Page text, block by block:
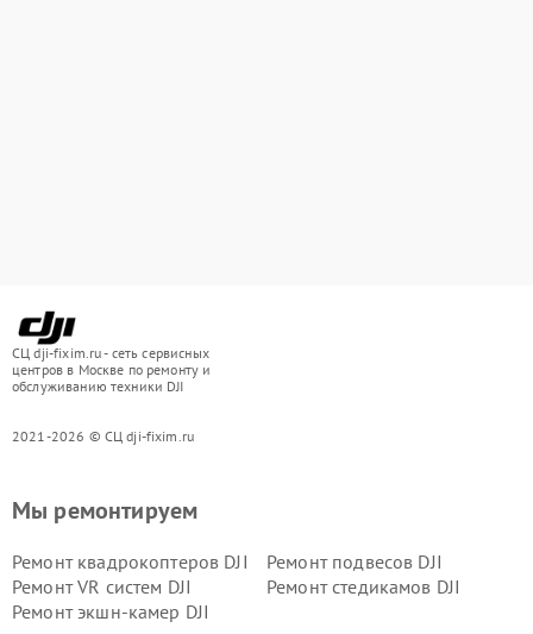
СЦ dji-fixim.ru - сеть сервисных
центров в Москве по ремонту и
обслуживанию техники DJI
2021-2026 © СЦ dji-fixim.ru
Мы ремонтируем
Ремонт квадрокоптеров DJI
Ремонт подвесов DJI
Ремонт VR систем DJI
Ремонт стедикамов DJI
Ремонт экшн-камер DJI